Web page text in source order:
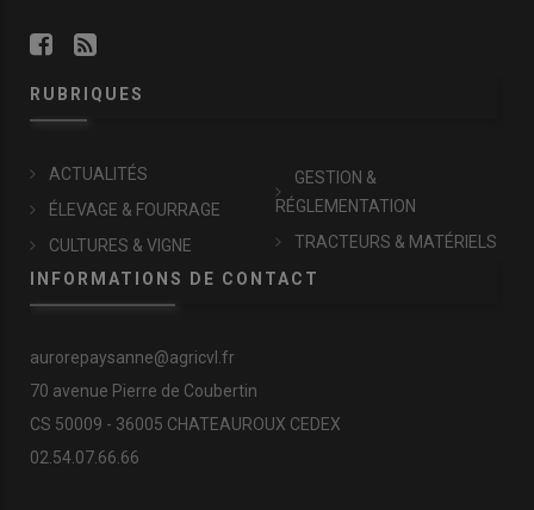
RUBRIQUES
ACTUALITÉS
ÉLEVAGE & FOURRAGE
CULTURES & VIGNE
GESTION &
RÉGLEMENTATION
TRACTEURS & MATÉRIELS
INFORMATIONS DE CONTACT
aurorepaysanne@agricvl.fr
70 avenue Pierre de Coubertin
CS 50009 - 36005 CHATEAUROUX CEDEX
02.54.07.66.66